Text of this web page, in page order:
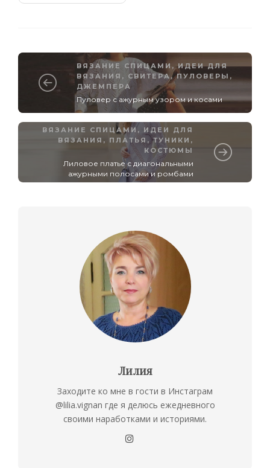
ВЯЗАНИЕ СПИЦАМИ ,ИДЕИ ДЛЯ
ВЯЗАНИЯ , СВИТЕРА, ПУЛОВЕРЫ,
ДЖЕМПЕРА
Пуловер с ажурным узором и косами
ВЯЗАНИЕ СПИЦАМИ, ИДЕИ ДЛЯ
ВЯЗАНИЯ , ПЛАТЬЯ, ТУНИКИ,
КОСТЮМЫ
Лиловое платье с диагональными
ажурными полосами и ромбами
Лилия
Заходите ко мне в гости в Инстаграм
@lilia.vignan где я делюсь ежедневного
своими наработками и историями.